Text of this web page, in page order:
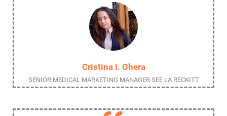
Cristina I. Ghera
SENIOR MEDICAL MARKETING MANAGER SEE LA RECKITT